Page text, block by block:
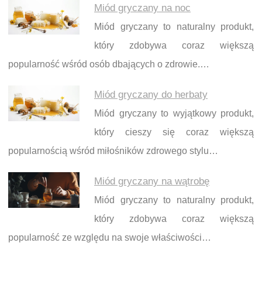
Miód gryczany na noc
Miód gryczany to naturalny produkt,
który zdobywa coraz większą
popularność wśród osób dbających o zdrowie.…
Miód gryczany do herbaty
Miód gryczany to wyjątkowy produkt,
który cieszy się coraz większą
popularnością wśród miłośników zdrowego stylu…
Miód gryczany na wątrobę
Miód gryczany to naturalny produkt,
który zdobywa coraz większą
popularność ze względu na swoje właściwości…